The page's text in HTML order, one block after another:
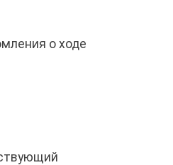
о ходе